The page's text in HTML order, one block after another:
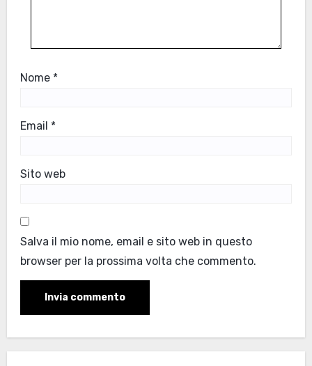
Nome *
Email *
Sito web
Salva il mio nome, email e sito web in questo
browser per la prossima volta che commento.